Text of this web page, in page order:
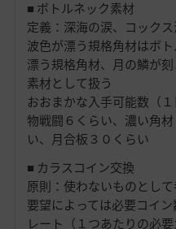
■ ボトルネック素材
定義：深海の涙、コック
波色が漂う規格角材はボ
漂う規格角材、月の鱗が
素材として扱う
おおまかな入手可能数（
物戦闘６くらい、濃い角
い、月合板３０くらい
■ カラスコイン交換
原則：使わないものとし
要望によっては必要コイ
レート（１つあたりの必